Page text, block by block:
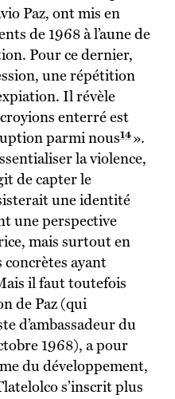
Paz, ont mis en
de 1968 à l’aune de
Pour ce dernier,
une répétition
Il révèle
croyions enterré est
parmi nous14».
la violence,
de capter le
une identité
une perspective
mais surtout en
ayant
il faut toutefois
de Paz (qui
d’ambassadeur du
1968), a pour
du développement,
s’inscrit plus